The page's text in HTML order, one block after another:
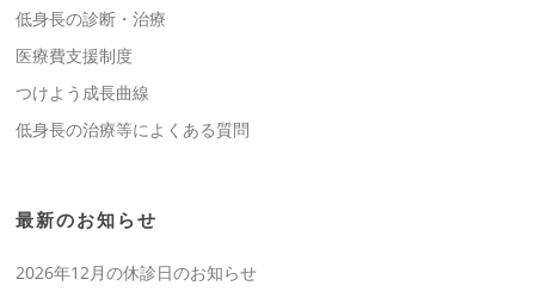
低身長の診断・治療
医療費支援制度
つけよう成長曲線
低身長の治療等によくある質問
最新のお知らせ
2026年12月の休診日のお知らせ